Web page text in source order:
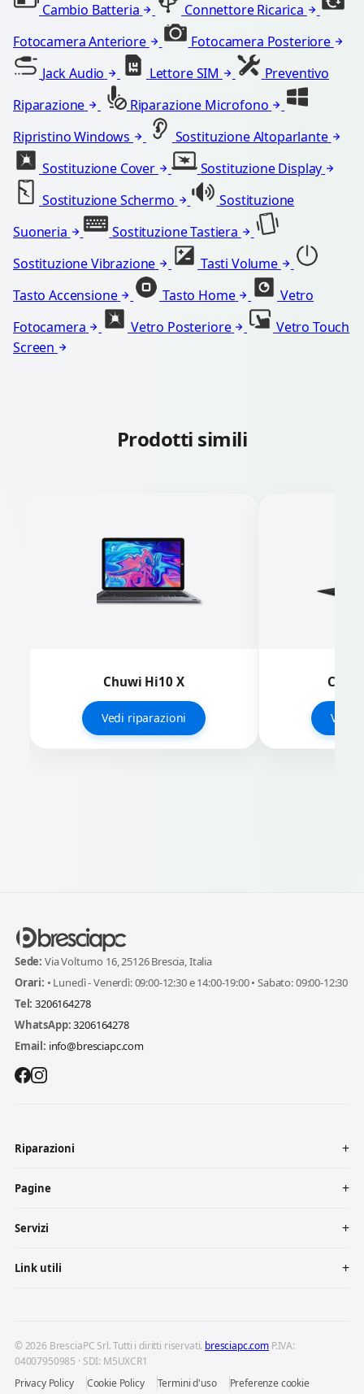
Cambio Batteria
Connettore Ricarica
Fotocamera Anteriore
Fotocamera Posteriore
Jack Audio
Lettore SIM
Preventivo
Riparazione
Riparazione Microfono
Ripristino Windows
Sostituzione Altoparlante
Sostituzione Cover
Sostituzione Display
Sostituzione Schermo
Sostituzione
Suoneria
Sostituzione Tastiera
Sostituzione Vibrazione
Tasti Volume
Tasto Accensione
Tasto Home
Vetro
Fotocamera
Vetro Posteriore
Vetro Touch
Screen
Prodotti simili
Chuwi Hi10 X
Vedi riparazioni Vedi
Sede: Via Volturno 16, 25126 Brescia, Italia
Orari: • Lunedì - Venerdì: 09:00-12:30 e 14:00-19:00 • Sabato: 09:00-12:30
Tel: 3206164278
WhatsApp:3206164278
Email: info@bresciapc.com
Riparazioni
Pagine
Servizi
Link utili
© 2026 BresciaPC Srl. Tutti i diritti riservati. bresciapc.com P.IVA:
04007950985 · SDI: M5UXCR1
Privacy Policy
Cookie Policy Termini d'uso Preferenze cookie